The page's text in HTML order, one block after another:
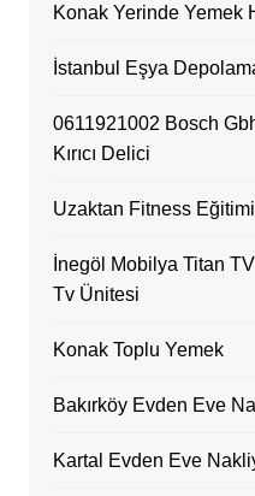
Konak Yerinde Yemek
İstanbul Eşya
0611921002 Bosch
Kırıcı Delici
Uzaktan Fitness
İnegöl Mobilya Titan
Tv Ünitesi
Konak Toplu Yemek
Bakırköy Evden Eve
Kartal Evden Eve